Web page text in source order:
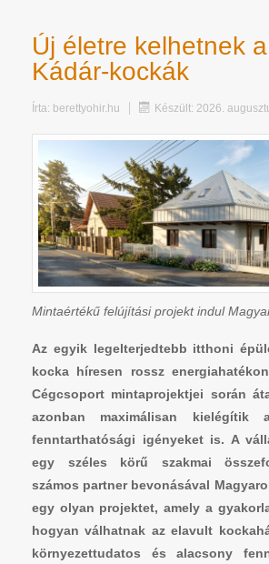
Új életre kelhetnek
Kádár-kockák
Írta: berettyohir.hu Készült: 2026.
Mintaértékű felújítási projekt indul
Az egyik legelterjedtebb itthoni
kocka híresen rossz
Cégcsoport mintaprojektjei során
azonban maximálisan kielégítik
fenntarthatósági igényeket is. A
egy széles körű szakmai
számos partner bevonásával
egy olyan projektet, amely a
hogyan válhatnak az elavult
környezettudatos és alacsony